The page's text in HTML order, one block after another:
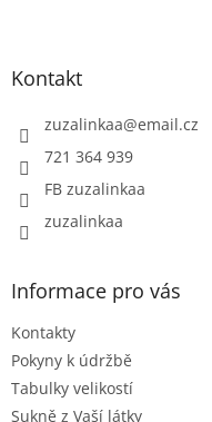
Kontakt
zuzalinkaa@email.cz
721 364 939
FB zuzalinkaa
zuzalinkaa
Informace pro vás
Kontakty
Pokyny k údržbě
Tabulky velikostí
Sukně z Vaší látky